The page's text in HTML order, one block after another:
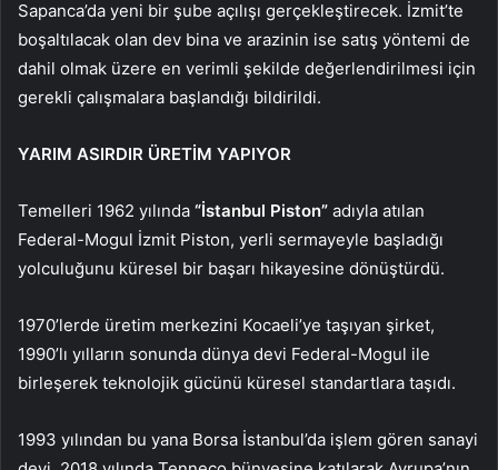
Sapanca’da yeni bir şube açılışı gerçekleştirecek. İzmit’te
boşaltılacak olan dev bina ve arazinin ise satış yöntemi de
dahil olmak üzere en verimli şekilde değerlendirilmesi için
gerekli çalışmalara başlandığı bildirildi.
YARIM ASIRDIR ÜRETİM YAPIYOR
Temelleri 1962 yılında “İstanbul Piston” adıyla atılan
Federal-Mogul İzmit Piston, yerli sermayeyle başladığı
yolculuğunu küresel bir başarı hikayesine dönüştürdü.
1970’lerde üretim merkezini Kocaeli’ye taşıyan şirket,
1990’lı yılların sonunda dünya devi Federal-Mogul ile
birleşerek teknolojik gücünü küresel standartlara taşıdı.
1993 yılından bu yana Borsa İstanbul’da işlem gören sanayi